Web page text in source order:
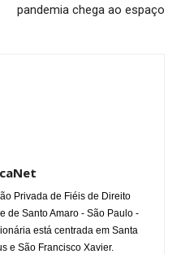
pandemia chega ao espaço
Privada de Fiéis de Direito
de Santo Amaro - São Paulo -
está centrada em Santa
e São Francisco Xavier.